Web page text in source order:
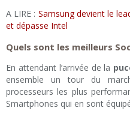
A LIRE : Samsung devient le
et dépasse Intel
Quels sont les meilleurs
En attendant l’arrivée de la
ensemble un tour du
processeurs les plus
Smartphones qui en sont